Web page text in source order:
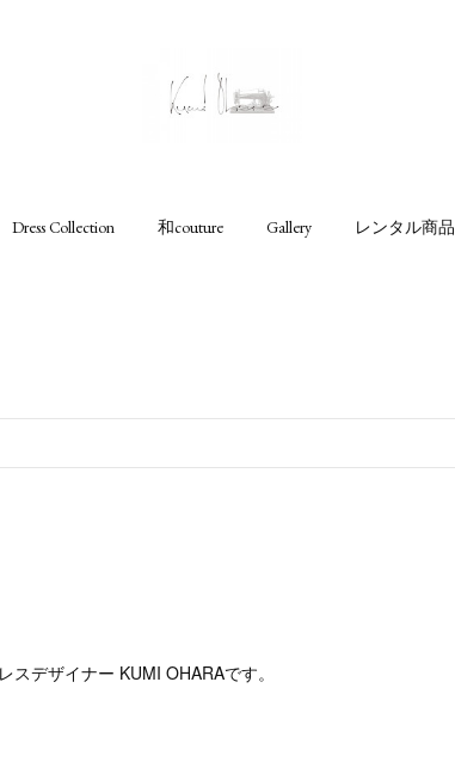
Dress Collection 和couture Gallery レンタル商品
スデザイナー KUMI OHARAです。